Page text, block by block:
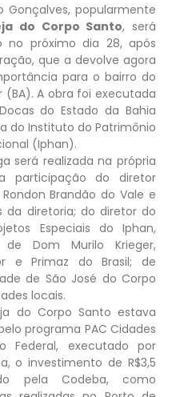
Gonçalves, popularmente
do Corpo Santo, será
no próximo dia 28, após
que a devolve agora
para o bairro do
(BA). A obra foi executada
do Estado da Bahia
do Instituto do Patrimônio
(Iphan).
será realizada na própria
participação do diretor
Brandão do Vale e
da diretoria; do diretor do
Especiais do Iphan,
Dom Murilo Krieger,
e Primaz do Brasil; de
de São José do Corpo
locais.
do Corpo Santo estava
programa PAC Cidades
Federal, executado por
o investimento de R$3,5
pela Codeba, como